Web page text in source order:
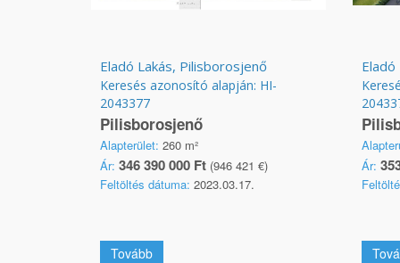
Eladó Lakás, Pilisborosjenő
Keresés azonosító alapján: HI-
2043377
Pilisborosjenő
Alapterület: 260 m²
Ár: 346 390 000 Ft (946 421 €)
Feltöltés dátuma: 2023.03.17.
Tovább
Ár: